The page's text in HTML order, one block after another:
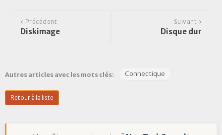
‹ Précédent
Diskimage
Suivant ›
Disque dur
Autres articles avec les mots clés: Connectique
Retour à la liste